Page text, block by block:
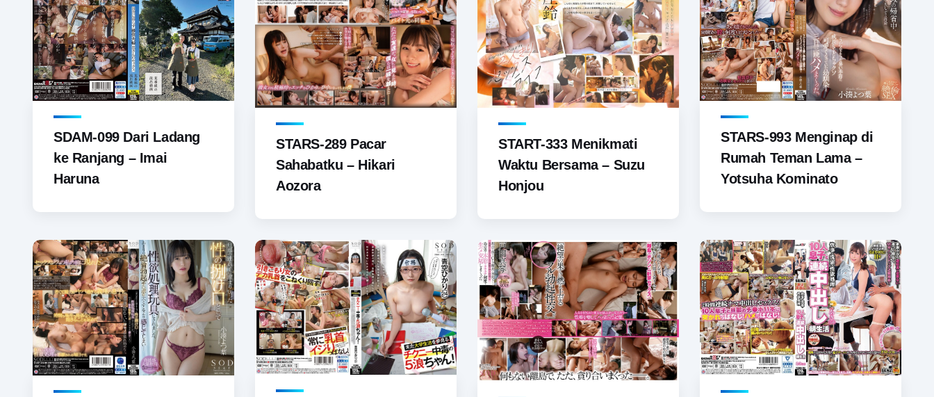
SDAM-099 Dari Ladang
ke Ranjang – Imai
Haruna
STARS-289 Pacar
Sahabatku – Hikari
Aozora
START-333 Menikmati
Waktu Bersama – Suzu
Honjou
STARS-993 Menginap di
Rumah Teman Lama –
Yotsuha Kominato